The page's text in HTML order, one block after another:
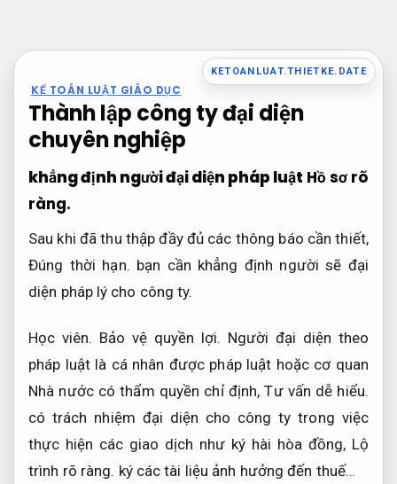
nội
dung
KETOANLUAT.THIETKE.DATE
KẾ TOÁN LUẬT GIÁO DỤC
Thành lập công ty đại diện
chuyên nghiệp
khẳng định người đại diện pháp luật Hồ sơ rõ
ràng.
Sau khi đã thu thập đầy đủ các thông báo cần thiết,
Đúng thời hạn. bạn cần khẳng định người sẽ đại
diện pháp lý cho công ty.
Học viên. Bảo vệ quyền lợi. Người đại diện theo
pháp luật là cá nhân được pháp luật hoặc cơ quan
Nhà nước có thẩm quyền chỉ định,Tư vấn dễ hiểu.
có trách nhiệm đại diện cho công ty trong việc
thực hiện các giao dịch như ký hài hòa đồng, Lộ
trình rõ ràng. ký các tài liệu ảnh hưởng đến thuế…